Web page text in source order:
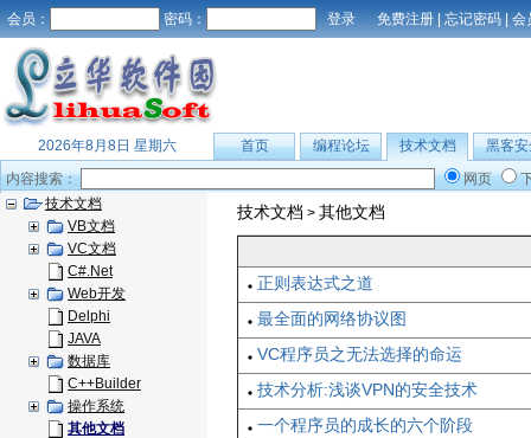
会员： 密码： 免费注册 | 忘记密码 | 会
2026年8月8日 星期六 首页 编程论坛 技术文档
黑客安
内容搜索：
网页
技术文档
VB文档
VC文档
C#.Net
Web开发
Delphi
JAVA
数据库
C++Builder
操作系统
其他文档
技术文档 > 其他文档
正则表达式之道
最全面的网络协议图
VC程序员之无法选择的命运
技术分析:浅谈VPN的安全技术
一个程序员的成长的六个阶段